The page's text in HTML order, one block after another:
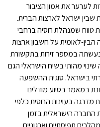
לערער את אמון הציבור
ישראל לארצות הברית.
טווח שמנהלת רוסיה ברחבי
לאומית על חשבון ארצות
במספר זירות בתקשורת
מהותי בשיח הישראלי הגם
בישראל. סוגית ההשפעה
במאמר בסיוע מודלים
בעוינות הרוסית כלפי
החברה הישראלית בזמן